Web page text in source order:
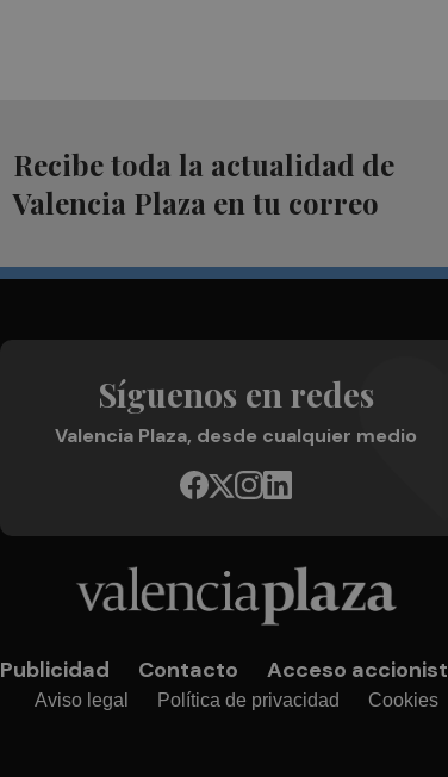
Recibe toda la actualidad de
Valencia Plaza en tu correo
Síguenos en redes
Valencia Plaza, desde cualquier medio
Publicidad Contacto Acceso
Aviso legal Política de privacidad Cookies